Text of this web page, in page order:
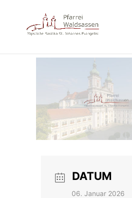
DATUM
06. Januar 2026